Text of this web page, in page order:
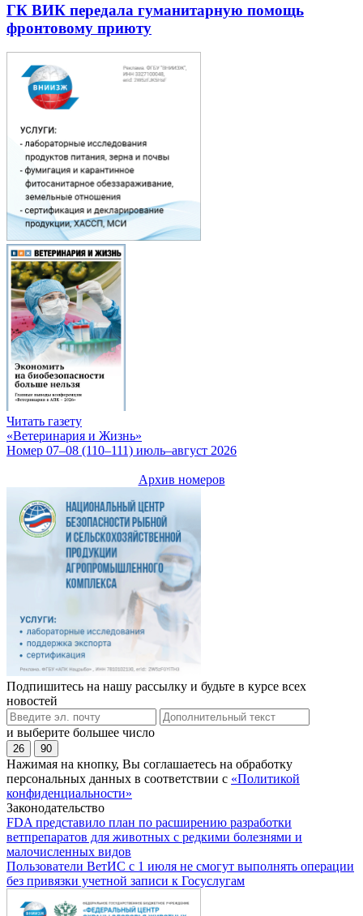
ГК ВИК передала гуманитарную помощь
фронтовому приюту
Читать газету
«Ветеринария и Жизнь»
Номер 07–08 (110–111) июль–август 2026
Архив номеров
Подпишитесь на нашу рассылку и будьте в курсе всех
новостей
и выберите большее число
26 90
Нажимая на кнопку, Вы соглашаетесь на обработку
персональных данных в соответствии с «Политикой
конфиденциальности»
Законодательство
FDA представило план по расширению разработки
ветпрепаратов для животных с редкими болезнями и
малочисленных видов
Пользователи ВетИС с 1 июля не смогут выполнять операции
без привязки учетной записи к Госуслугам